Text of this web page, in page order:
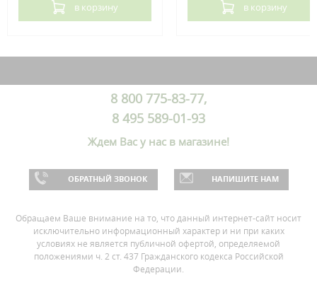
в корзину в корзину
8 800 775-83-77,
8 495 589-01-93
Ждем Вас у нас в магазине!
ОБРАТНЫЙ ЗВОНОК НАПИШИТЕ НАМ
Обращаем Ваше внимание на то, что данный интернет-сайт носит
исключительно информационный характер и ни при каких
условиях не является публичной офертой, определяемой
положениями ч. 2 ст. 437 Гражданского кодекса Российской
Федерации.